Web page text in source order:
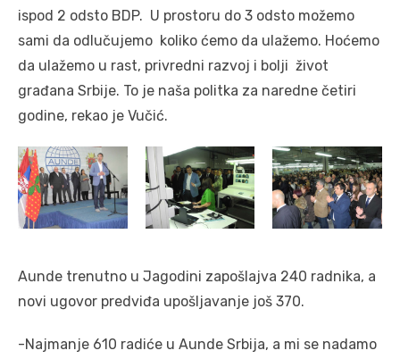
ispod 2 odsto BDP. U prostoru do 3 odsto možemo
sami da odlučujemo koliko ćemo da ulažemo. Hoćemo
da ulažemo u rast, privredni razvoj i bolji život
građana Srbije. To je naša politka za naredne četiri
godine, rekao je Vučić.
Aunde trenutno u Jagodini zapošlajva 240 radnika, a
novi ugovor predviđa upošljavanje još 370.
-Najmanje 610 radiće u Aunde Srbija, a mi se nadamo